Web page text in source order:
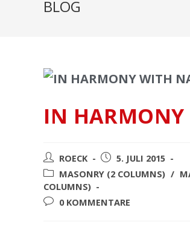
BLOG
IN
ROECK
5. JULI 2015
MASONRY (2 COLUMNS) /
COLUMNS)
0 KOMMENTARE